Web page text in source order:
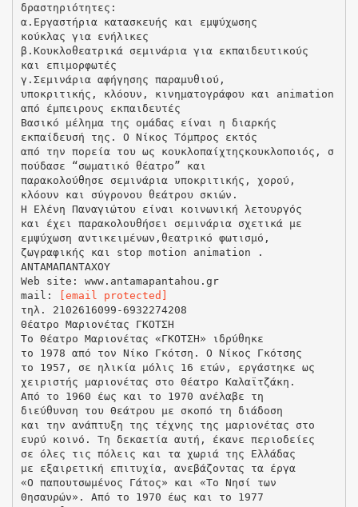
δραστηριότητες:
α.Εργαστήρια κατασκευής και εμψύχωσης
κούκλας για ενήλικες
β.Κουκλοθεατρικά σεμινάρια για εκπαιδευτικούς
και επιμορφωτές
γ.Σεμινάρια αφήγησης παραμυθιού,
υποκριτικής, κλόουν, κινηματογράφου και animation
από έμπειρους εκπαιδευτές
Βασικό μέλημα της ομάδας είναι η διαρκής
εκπαίδευσή της. Ο Νίκος Τόμπρος εκτός
από την πορεία του ως κουκλοπαίχτηςκουκλοποιός, σ
πούδασε “σωματικό θέατρο” και
παρακολούθησε σεμινάρια υποκριτικής, χορού,
κλόουν και σύγρονου θεάτρου σκιών.
Η Ελένη Παναγιώτου είναι κοινωνική λετουργός
και έχει παρακολουθήσει σεμινάρια σχετικά με
εμψύχωση αντικειμένων,θεατρικό φωτισμό,
ζωγραφικής και stop motion animation .
ΑΝΤΑΜΑΠΑΝΤΑΧΟΥ
Web site: www.antamapantahou.gr
mail:
[email protected]
τηλ. 2102616099-6932274208
Θέατρο Μαριονέτας ΓΚΟΤΣΗ
Το Θέατρο Μαριονέτας «ΓΚΟΤΣΗ» ιδρύθηκε
το 1978 από τον Νίκο Γκότση. Ο Νίκος Γκότσης
το 1957, σε ηλικία μόλις 16 ετών, εργάστηκε ως
χειριστής μαριονέτας στο Θέατρο Καλαϊτζάκη.
Από το 1960 έως και το 1970 ανέλαβε τη
διεύθυνση του Θεάτρου με σκοπό τη διάδοση
και την ανάπτυξη της τέχνης της μαριονέτας στο
ευρύ κοινό. Τη δεκαετία αυτή, έκανε περιοδείες
σε όλες τις πόλεις και τα χωριά της Ελλάδας
με εξαιρετική επιτυχία, ανεβάζοντας τα έργα
«Ο παπουτσωμένος Γάτος» και «Το Νησί των
Θησαυρών». Από το 1970 έως και το 1977